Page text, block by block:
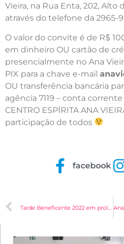
Vieira, na Rua Enta, 202, Alto
através do telefone da 2965-
O valor do convite é de R$
em dinheiro OU cartão de
presencialmente no Ana
PIX para a chave e-mail
OU transferência bancária
agência 7119 – conta
CENTRO ESPÍRITA ANA
participação de todos
facebook